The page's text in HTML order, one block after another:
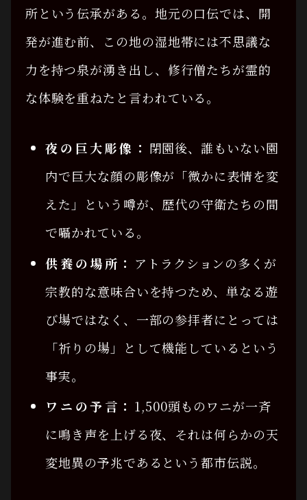
所という伝承がある。地元の口伝では、開
発が進む前、この地の湿地帯には不思議な
力を持つ泉が湧き出し、修行僧たちが霊的
な体験を重ねたと言われている。
夜の巨大彫像： 閉園後、誰もいない園
内で巨大な顔の彫像が「微かに表情を変
えた」という噂が、歴代の守衛たちの間
で囁かれている。
供養の場所： アトラクションの多くが
宗教的な意味合いを持つため、単なる遊
び場ではなく、一部の参拝者にとっては
「祈りの場」として機能しているという
事実。
ワニの予言： 1,500頭ものワニが一斉
に鳴き声を上げる夜、それは何らかの天
変地異の予兆であるという都市伝説。